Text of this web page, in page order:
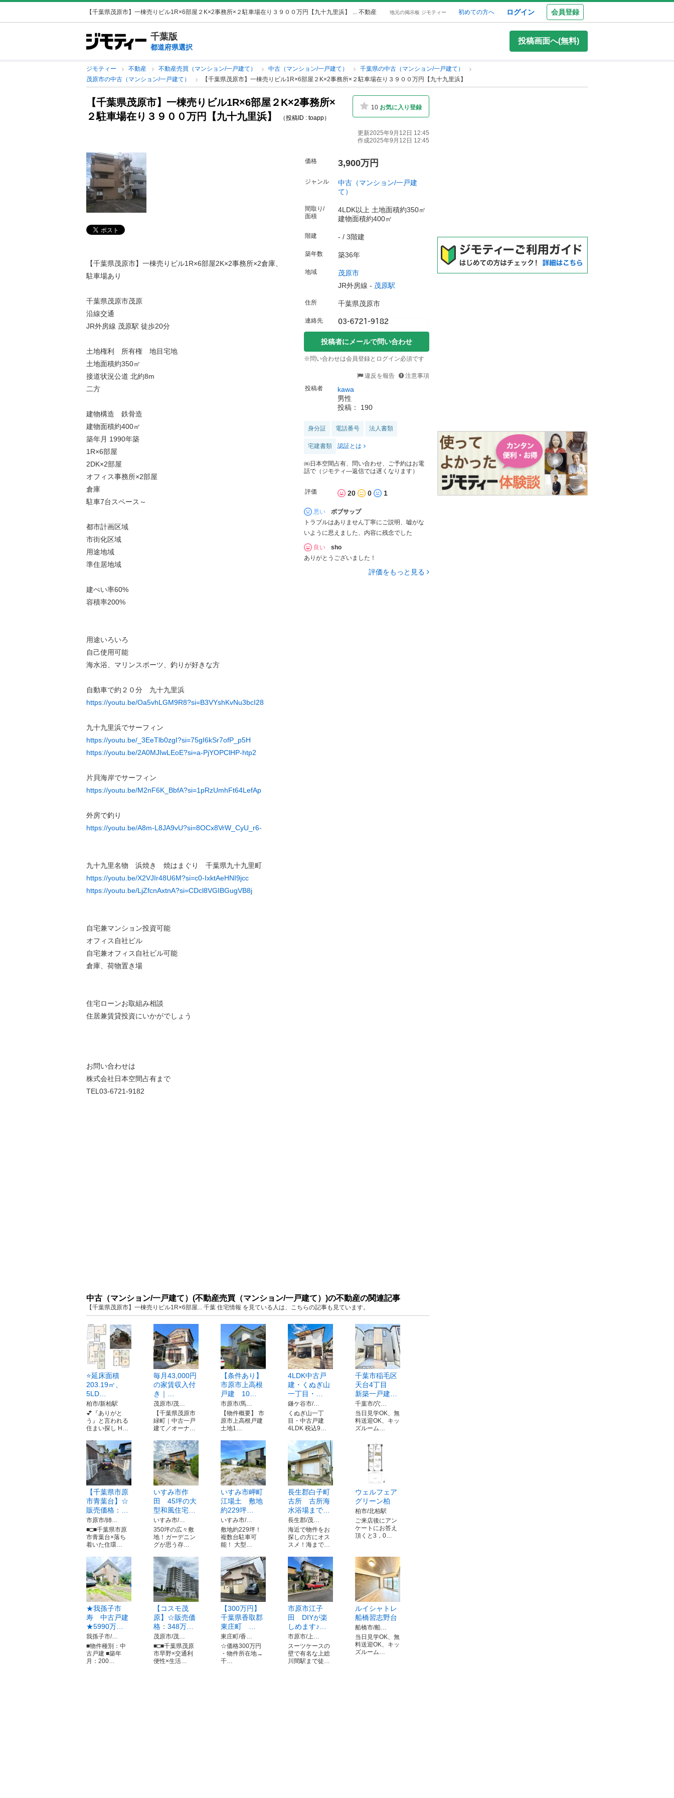
【千葉県茂原市】一棟売りビル1R×6部屋２K×2事務所×２駐車場在り３９００万円【九十九里浜】 ... 不動産 地元の掲示板 ジモティー 初めての方へ ログイン 会員登録
千葉版
都道府県選択
投稿画面へ(無料)
ジモティー 不動産 不動産売買（マンション/一戸建て） 中古（マンション/一戸建て）
千葉県の中古（マンション/一戸建て）
茂原市の中古（マンション/一戸建て）
【千葉県茂原市】一棟売りビル1R×6部屋２K×2事務所×２駐車場在り３９００万円【九十九里浜】
【千葉県茂原市】一棟売りビル1R×6部屋２K×2事務所×
２駐車場在り３９００万円【九十九里浜】
（投稿ID : toapp）
10 お気に入り登録
更新2025年9月12日 12:45
作成2025年9月12日 12:45
【千葉県茂原市】一棟売りビル1R×6部屋2K×2事務所×2倉庫、
駐車場あり
千葉県茂原市茂原
沿線交通
JR外房線 茂原駅 徒歩20分
土地権利 所有権 地目宅地
土地面積約350㎡
接道状況公道 北約8m
二方
建物構造 鉄骨造
建物面積約400㎡
築年月 1990年築
1R×6部屋
2DK×2部屋
オフィス事務所×2部屋
倉庫
駐車7台スペース～
都市計画区域
市街化区域
用途地域
準住居地域
建ぺい率60%
容積率200%
用途いろいろ
自己使用可能
海水浴、マリンスポーツ、釣りが好きな方
自動車で約２０分 九十九里浜
https://youtu.be/Oa5vhLGM9R8?si=B3VYshKvNu3bcI28
九十九里浜でサーフィン
https://youtu.be/_3EeTlb0zgI?si=75gI6kSr7ofP_p5H
https://youtu.be/2A0MJIwLEoE?si=a-PjYOPClHP-htp2
片貝海岸でサーフィン
https://youtu.be/M2nF6K_BbfA?si=1pRzUmhFt64LefAp
外房で釣り
https://youtu.be/A8m-L8JA9vU?si=8OCx8VrW_CyU_r6-
九十九里名物 浜焼き 焼はまぐり 千葉県九十九里町
https://youtu.be/X2VJIr48U6M?si=c0-IxktAeHNI9jcc
https://youtu.be/LjZfcnAxtnA?si=CDcl8VGIBGugVB8j
自宅兼マンション投資可能
オフィス自社ビル
自宅兼オフィス自社ビル可能
倉庫、荷物置き場
住宅ローンお取組み相談
住居兼賃貸投資にいかがでしょう
お問い合わせは
株式会社日本空間占有まで
TEL03-6721-9182
価格 3,900万円
ジャンル
中古（マンション/一戸建
て）
間取り/
面積
4LDK以上 土地面積約350㎡
建物面積約400㎡
階建 - / 3階建
築年数 築36年
地域
茂原市
JR外房線 - 茂原駅
住所 千葉県茂原市
連絡先
投稿者にメールで問い合わせ
※問い合わせは会員登録とログイン必須です
違反を報告
注意事項
投稿者
kawa
男性
投稿： 190
身分証 電話番号 法人書類
宅建書類 認証とは
㈱日本空間占有、問い合わせ、ご予約はお電
話で（ジモティ―返信では遅くなります）
評価 20 0 1
悪い
ボブサップ
トラブルはありません丁寧にご説明、嘘がな
いように思えました、内容に残念でした
良い
sho
ありがとうございました！
評価をもっと見る
中古（マンション/一戸建て）(不動産売買（マンション/一戸建て）)の不動産の関連記事
【千葉県茂原市】一棟売りビル1R×6部屋... 千葉 住宅情報 を見ている人は、こちらの記事も見ています。
⭐️延床面積
203.19㎡、
5LD…
柏市/新柏駅
💕『ありがと
う』と言われる
住まい探し H…
毎月43,000円
の家賃収入付
き｜…
茂原市/茂…
【千葉県茂原市
緑町｜中古一戸
建て／オーナ…
【条件あり】
市原市上高根
戸建 10…
市原市/馬…
【物件概要】 市
原市上高根戸建
土地1…
4LDK中古戸
建・くぬぎ山
一丁目・…
鎌ケ谷市/…
くぬぎ山一丁
目・中古戸建
4LDK 税込9…
千葉市稲毛区
天台4丁目
新築一戸建…
千葉市/穴…
当日見学OK、無
料送迎OK、キッ
ズルーム…
【千葉県市原
市青葉台】☆
販売価格：…
市原市/姉…
■□■千葉県市原
市青葉台×落ち
着いた住環…
いすみ市作
田 45坪の大
型和風住宅…
いすみ市/…
350坪の広々敷
地！ガーデニン
グが思う存…
いすみ市岬町
江場土 敷地
約229坪…
いすみ市/…
敷地約229坪！
複数台駐車可
能！ 大型…
長生郡白子町
古所 古所海
水浴場まで…
長生郡/茂…
海近で物件をお
探しの方にオス
スメ！海まで…
ウェルフェア
グリーン柏
柏市/北柏駅
ご来店後にアン
ケートにお答え
頂くと3，0…
★我孫子市
寿 中古戸建
★5990万…
我孫子市/…
■物件種別：中
古戸建 ■築年
月：200…
【コスモ茂
原】☆販売価
格：348万…
茂原市/茂…
■□■千葉県茂原
市早野×交通利
便性×生活…
【300万円】
千葉県香取郡
東庄町 …
東庄町/香…
☆価格300万円
・物件所在地→
千…
市原市江子
田 DIYが楽
しめます♪…
市原市/上…
スーツケースの
壁で有名な上総
川間駅まで徒…
ルイシャトレ
船橋習志野台
船橋市/船…
当日見学OK、無
料送迎OK、キッ
ズルーム…